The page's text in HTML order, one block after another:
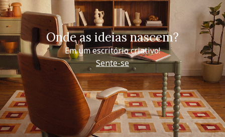
Onde as ideias nascem?
Em um escritório criativo!
Sente-se